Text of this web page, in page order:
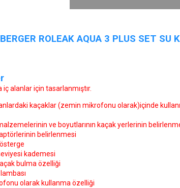
ROLEAK AQUA 3 PLUS SET SU
iç alanlar için tasarlanmıştır.
kaçaklar (zemin mikrofonu olarak)içinde
ve boyutlarının kaçak yerlerinin
belirlenmesi
kademesi
bulma özelliği
olarak kullanma özelliği